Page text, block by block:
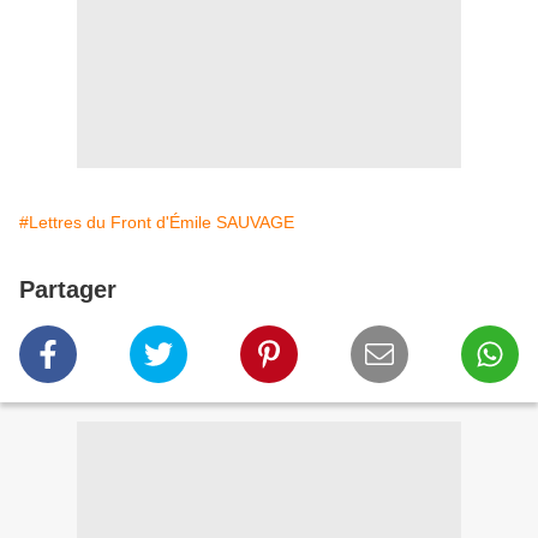
#Lettres du Front d'Émile SAUVAGE
Partager